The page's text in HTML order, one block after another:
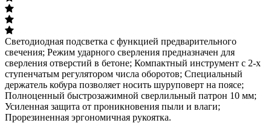
Светодиодная подсветка с функцией предварительного
свечения; Режим ударного сверления предназначен для
сверления отверстий в бетоне; Компактный инструмент с 2-х
ступенчатым регулятором числа оборотов; Специальный
держатель кобура позволяет носить шуруповерт на поясе;
Полноценный быстрозажимной сверлильный патрон 10 мм;
Усиленная защита от проникновения пыли и влаги;
Прорезиненная эргономичная рукоятка.